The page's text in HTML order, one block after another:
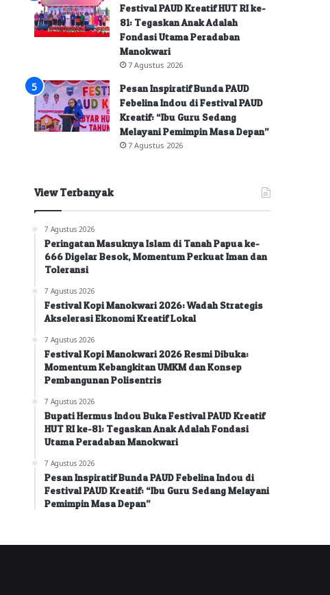
Festival PAUD Kreatif HUT RI ke-
81: Tegaskan Anak Adalah
Fondasi Utama Peradaban
Manokwari
7 Agustus 2026
Pesan Inspiratif Bunda PAUD
Febelina Indou di Festival PAUD
Kreatif: “Ibu Guru Sedang
Melayani Pemimpin Masa Depan”
7 Agustus 2026
View Terbanyak
7 Agustus 2026
Peringatan Masuknya Islam di Tanah Papua ke-
666 Digelar Besok, Momentum Perkuat Iman dan
Toleransi
7 Agustus 2026
Festival Kopi Manokwari 2026: Wadah Strategis
Akselerasi Ekonomi Kreatif Lokal
7 Agustus 2026
Festival Kopi Manokwari 2026 Resmi Dibuka:
Momentum Kebangkitan UMKM dan Konsep
Pembangunan Polisentris
7 Agustus 2026
Bupati Hermus Indou Buka Festival PAUD Kreatif
HUT RI ke-81: Tegaskan Anak Adalah Fondasi
Utama Peradaban Manokwari
7 Agustus 2026
Pesan Inspiratif Bunda PAUD Febelina Indou di
Festival PAUD Kreatif: “Ibu Guru Sedang Melayani
Pemimpin Masa Depan”